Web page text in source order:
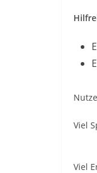
Viel
Viel